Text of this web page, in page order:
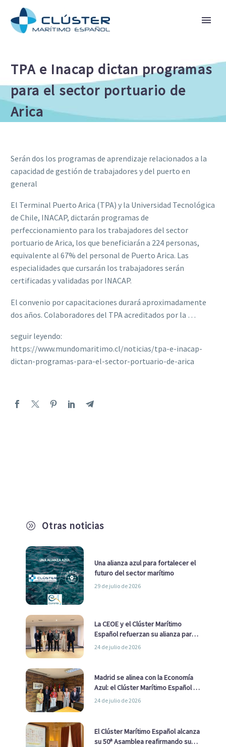
TPA e Inacap dictan programas
para el sector portuario de
Arica
A Otras noticias
Una alianza azul para fortalecer el
futuro del sector marítimo
29 de julio de 2026
La CEOE y el Clúster Marítimo
Español refuerzan su alianza para
impulsar una estrategia Nacional
24 de julio de 2026
Madrid se alinea con la Economía
Azul: el Clúster Marítimo Español y
la Real Liga Naval avanzan alianzas
24 de julio de 2026
El Clúster Marítimo Español alcanza
su 50ª Asamblea reafirmando su
Serán dos los programas de aprendizaje relacionados a la
capacidad de gestión de trabajadores y del puerto en
general
El Terminal Puerto Arica (TPA) y la Universidad Tecnológica
de Chile, INACAP, dictarán programas de
perfeccionamiento para los trabajadores del sector
portuario de Arica, los que beneficiarán a 224 personas,
equivalente al 67% del personal de Puerto Arica. Las
especialidades que cursarán los trabajadores serán
certificadas y validadas por INACAP.
El convenio por capacitaciones durará aproximadamente
dos años. Colaboradores del TPA acreditados por la …
seguir leyendo:
https://www.mundomaritimo.cl/noticias/tpa-e-inacap-
dictan-programas-para-el-sector-portuario-de-arica